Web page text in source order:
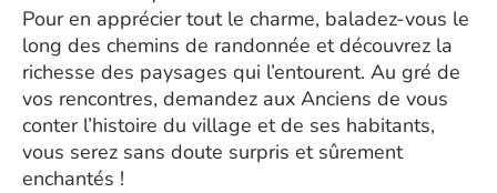
Pour en apprécier tout le charme, baladez-vous le
long des chemins de randonnée et découvrez la
richesse des paysages qui l’entourent. Au gré de
vos rencontres, demandez aux Anciens de vous
conter l’histoire du village et de ses habitants,
vous serez sans doute surpris et sûrement
enchantés !